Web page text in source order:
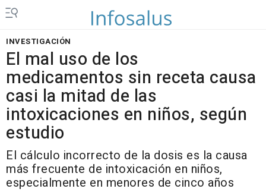
INVESTIGACIÓN
El mal uso de los
medicamentos sin receta causa
casi la mitad de las
intoxicaciones en niños, según
estudio
El cálculo incorrecto de la dosis es la causa
más frecuente de intoxicación en niños,
especialmente en menores de cinco años